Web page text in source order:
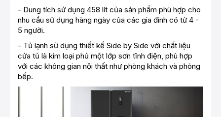
- Dung tích sử dụng 458 lít của sản phẩm phù hợp cho
nhu cầu sử dụng hàng ngày của các gia đình có từ 4 -
5 người.
- Tủ lạnh sử dụng thiết kế Side by Side với chất liệu
cửa tủ là kim loại phủ một lớp sơn tĩnh điện, phù hợp
với các không gian nội thất như phòng khách và phòng
bếp.